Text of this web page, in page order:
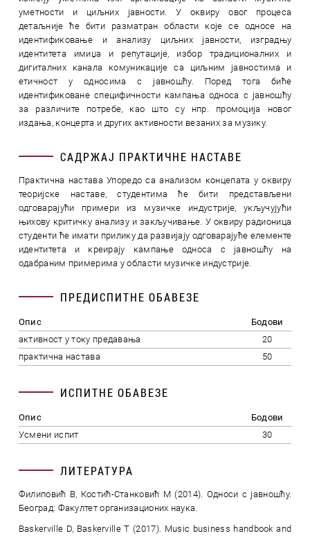
уметности и циљних јавности. У оквиру овог процеса
детаљније ће бити разматран области које се односе на
идентификовање и анализу циљних јавности, изградњу
идентитета имиџа и репутације, избор традиционалних и
дигиталних канала комуникације са циљним јавностима и
етичност у односима с јавношћу. Поред тога биће
идентификоване специфичности кампања односа с јавношћу
за различите потребе, као што су нпр. промоција новог
издања, концерта и других активности везаних за музику.
САДРЖАЈ ПРАКТИЧНЕ НАСТАВЕ
Практична настава Упоредо са анализом концепата у оквиру
теоријске наставе, студентима ће бити представљени
одговарајући примери из музичке индустрије, укључујући
њихову критичку анализу и закључивање. У оквиру радионица
студенти ће имати прилику да развијају одговарајуће елементе
идентитета и креирају кампање односа с јавношћу на
одабраним примерима у области музичке индустрије.
ПРЕДИСПИТНЕ ОБАВЕЗЕ
Опис
Бодови
активност у току предавања
20
практична настава
50
ИСПИТНЕ ОБАВЕЗЕ
Опис
Бодови
Усмени испит
30
ЛИТЕРАТУРА
Филиповић В, Костић-Станковић М (2014). Односи с јавношћу.
Београд: Факултет организационих наука.
Baskerville D, Baskerville T (2017). Music business handbook and